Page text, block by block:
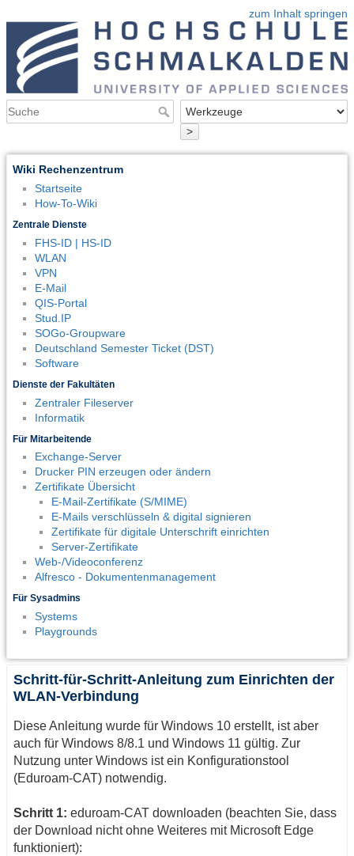
zum Inhalt springen
>
Wiki Rechenzentrum
Startseite
How-To-Wiki
Zentrale Dienste
FHS-ID | HS-ID
WLAN
VPN
E-Mail
QIS-Portal
Stud.IP
SOGo-Groupware
Deutschland Semester Ticket (DST)
Software
Dienste der Fakultäten
Zentraler Fileserver
Informatik
Für Mitarbeitende
Exchange-Server
Drucker PIN erzeugen oder ändern
Zertifikate Übersicht
E-Mail-Zertifikate (S/MIME)
E-Mails verschlüsseln & digital signieren
Zertifikate für digitale Unterschrift einrichten
Server-Zertifikate
Web-/Videoconferenz
Alfresco - Dokumentenmanagement
Für Sysadmins
Systems
Playgrounds
Schritt-für-Schritt-Anleitung zum Einrichten der
WLAN-Verbindung
Diese Anleitung wurde für Windows 10 erstellt, ist aber
auch für Windows 8/8.1 und Windows 11 gültig. Zur
Nutzung unter Windows ist ein Konfigurationstool
(Eduroam-CAT) notwendig.
Schritt 1: eduroam-CAT downloaden (beachten Sie, dass
der Download nicht ohne Weiteres mit Microsoft Edge
funktioniert):